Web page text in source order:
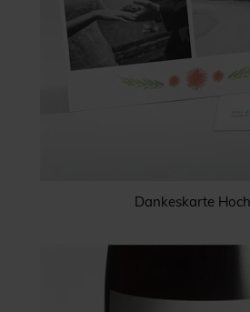
Dankeskarte